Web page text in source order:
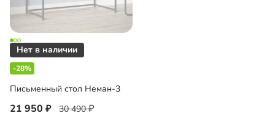
-28%
Письменный стол Неман-3
21 950 30 490